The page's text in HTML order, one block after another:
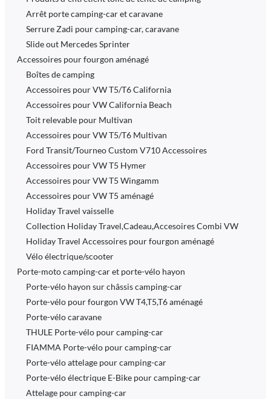
Arrêt porte camping-car et caravane
Serrure Zadi pour camping-car, caravane
Slide out Mercedes Sprinter
Accessoires pour fourgon aménagé
Boîtes de camping
Accessoires pour VW T5/T6 California
Accessoires pour VW California Beach
Toit relevable pour Multivan
Accessoires pour VW T5/T6 Multivan
Ford Transit/Tourneo Custom V710 Accessoires
Accessoires pour VW T5 Hymer
Accessoires pour VW T5 Wingamm
Accessoires pour VW T5 aménagé
Holiday Travel vaisselle
Collection Holiday Travel,Cadeau,Accesoires Combi VW
Holiday Travel Accessoires pour fourgon aménagé
Vélo électrique/scooter
Porte-moto camping-car et porte-vélo hayon
Porte-vélo hayon sur châssis camping-car
Porte-vélo pour fourgon VW T4,T5,T6 aménagé
Porte-vélo caravane
THULE Porte-vélo pour camping-car
FIAMMA Porte-vélo pour camping-car
Porte-vélo attelage pour camping-car
Porte-vélo électrique E-Bike pour camping-car
Attelage pour camping-car